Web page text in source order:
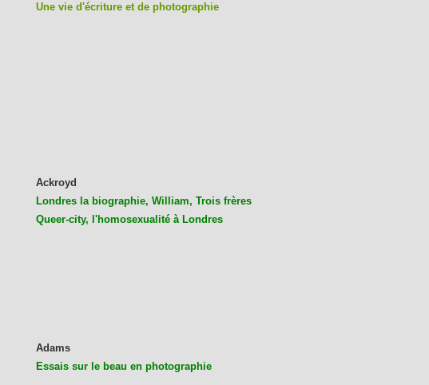
Une vie d'écriture et de photographie
Ackroyd
Londres la biographie, William, Trois frères
Queer-city, l'homosexualité à Londres
Adams
Essais sur le beau en photographie